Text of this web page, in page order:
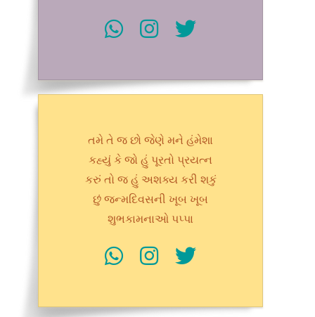
તમે તે જ છો જેણે મને હંમેશા
કહ્યું કે જો હું પૂરતો પ્રયત્ન
કરું તો જ હું અશક્ય કરી શકું
છું જન્મદિવસની ખૂબ ખૂબ
શુભકામનાઓ પપ્પા